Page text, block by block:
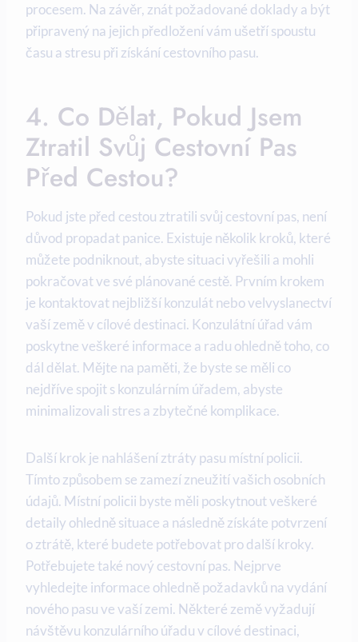
procesem. Na závěr, znát požadované doklady a být
připravený na jejich předložení vám ušetří spoustu
času a stresu při získání cestovního pasu.
4. Co Dělat, Pokud Jsem
Ztratil Svůj Cestovní Pas
Před Cestou?
Pokud jste před cestou ztratili svůj cestovní pas, není
důvod propadat panice. Existuje několik kroků, které
můžete podniknout, abyste situaci vyřešili a mohli
pokračovat ve své plánované cestě. Prvním krokem
je kontaktovat nejbližší konzulát nebo velvyslanectví
vaší země v cílové destinaci. Konzulátní úřad vám
poskytne veškeré informace a radu ohledně toho, co
dál dělat. Mějte na paměti, že byste se měli co
nejdříve spojit s konzulárním úřadem, abyste
minimalizovali stres a zbytečné komplikace.
Další krok je nahlášení ztráty pasu místní policii.
Tímto způsobem se zamezí zneužití vašich osobních
údajů. Místní policii byste měli poskytnout veškeré
detaily ohledně situace a následně získáte potvrzení
o ztrátě, které budete potřebovat pro další kroky.
Potřebujete také nový cestovní pas. Nejprve
vyhledejte informace ohledně požadavků na vydání
nového pasu ve vaší zemi. Některé země vyžadují
návštěvu konzulárního úřadu v cílové destinaci,